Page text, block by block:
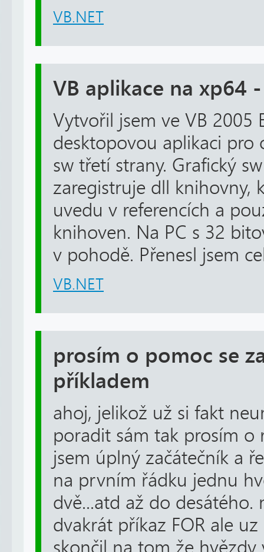
VB.NET
VB aplikace na xp64
Vytvořil jsem ve VB 2005
desktopovou aplikaci pro
sw třetí strany. Grafický
zaregistruje dll knihovny,
uvedu v referencích a
knihoven. Na PC s 32
v pohodě. Přenesl jsem
VB.NET
prosím o pomoc se
příkladem
ahoj, jelikož už si fakt
poradit sám tak prosím o
jsem úplný začátečník a
na prvním řádku jednu
dvě...atd až do desátého.
dvakrát příkaz FOR ale
skončil na tom že hvězdy